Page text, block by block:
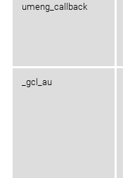
umeng_callback
_gcl_au